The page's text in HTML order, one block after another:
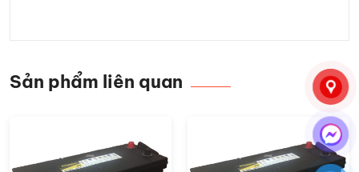
Sản phẩm liên quan